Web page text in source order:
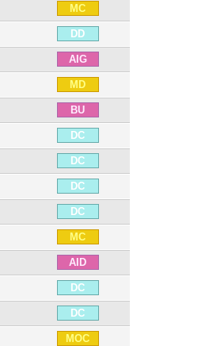
MC
DD
AIG
MD
BU
DC
DC
DC
DC
MC
AID
DC
DC
MOC